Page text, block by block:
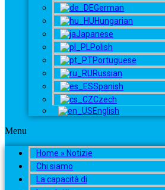
German
Hungarian
Japanese
Polish
Portuguese
Russian
Spanish
Czech
English
Menu
Home » Notizie
Chi siamo
La capacità di